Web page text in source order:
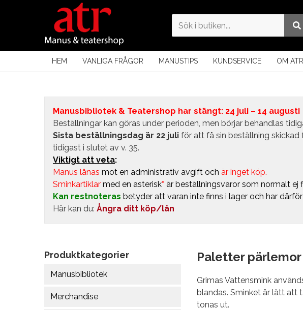
HEM VANLIGA FRÅGOR MANUSTIPS KUNDSERVICE OM
Manusbibliotek & Teatershop har stängt: 24 juli – 14 augusti
Beställningar kan göras under perioden, men börjar behandlas
Sista beställningsdag är 22 juli för att få sin beställning skickad
tidigast i slutet av v. 35.
Viktigt att veta:
Manus lånas mot en administrativ avgift och är inget köp.
Sminkartiklar med en asterisk* är beställningsvaror som normalt ej
Kan restnoteras betyder att varan inte finns i lager och har
Här kan du: Ångra ditt köp/lån
Produktkategorier
Manusbibliotek
Merchandise
Paletter pärlemor
Grimas Vattensmink
blandas. Sminket är lätt att
tonas ut.